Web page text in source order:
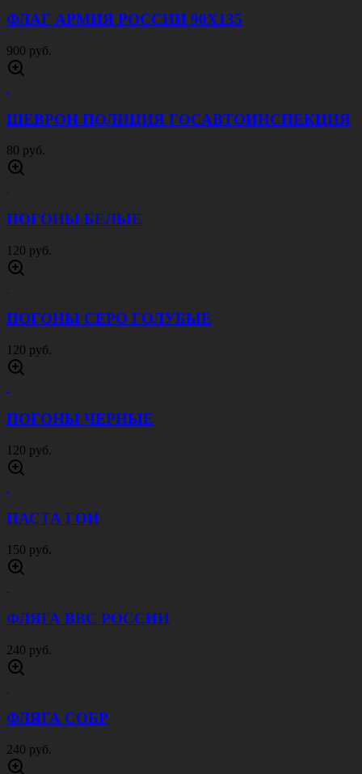
ФЛАГ АРМИЯ РОССИИ 90Х135
900 руб.
ШЕВРОН ПОЛИЦИЯ ГОСАВТОИНСПЕКЦИЯ
80 руб.
ПОГОНЫ БЕЛЫЕ
120 руб.
ПОГОНЫ СЕРО ГОЛУБЫЕ
120 руб.
ПОГОНЫ ЧЕРНЫЕ
120 руб.
ПАСТА ГОИ
150 руб.
ФЛЯГА ВВС РОССИИ
240 руб.
ФЛЯГА СОБР
240 руб.